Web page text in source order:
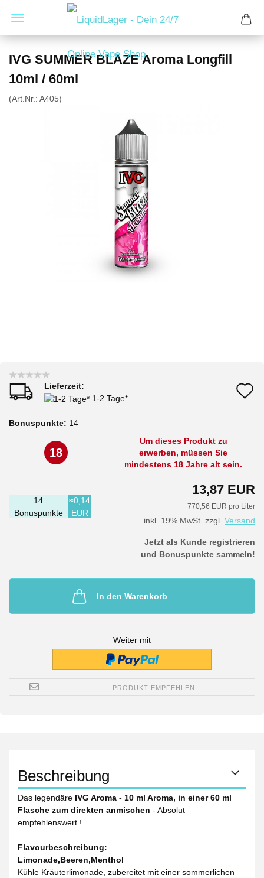
IVG SUMMER BLAZE Aroma Longfill
10ml / 60ml
(Art.Nr.: A405)
Lieferzeit:
1-2 Tage*
Bonuspunkte: 14
18
Um dieses Produkt zu
erwerben, müssen Sie
mindestens 18 Jahre alt sein.
13,87 EUR
770,56 EUR pro Liter
inkl. 19% MwSt. zzgl. Versand
14
Bonuspunkte
≈0,14
EUR
Jetzt als Kunde registrieren
und Bonuspunkte sammeln!
In den Warenkorb
Weiter mit
PRODUKT EMPFEHLEN
Beschreibung
Das legendäre IVG Aroma - 10 ml Aroma, in einer 60 ml
Flasche zum direkten anmischen - Absolut
empfehlenswert !
Flavourbeschreibung:
Limonade,Beeren,Menthol
Kühle Kräuterlimonade, zubereitet mit einer sommerlichen